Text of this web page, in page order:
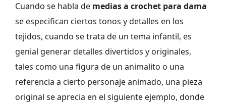
Cuando se habla de medias a crochet para dama
se especifican ciertos tonos y detalles en los
tejidos, cuando se trata de un tema infantil, es
genial generar detalles divertidos y originales,
tales como una figura de un animalito o una
referencia a cierto personaje animado, una pieza
original se aprecia en el siguiente ejemplo, donde